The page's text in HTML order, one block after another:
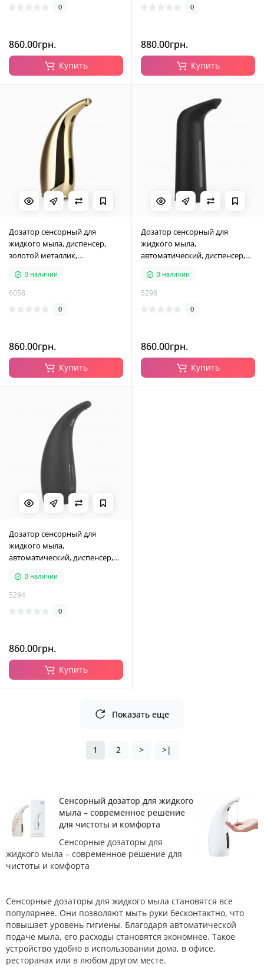
0
860.00грн.
Купить
0
880.00грн.
Купить
Дозатор сенсорный для
жидкого мыла, диспенсер,
золотой металлик,
В наличии
6058
0
860.00грн.
Купить
Дозатор сенсорный для
жидкого мыла,
автоматический, диспенсер,
В наличии
5298
0
860.00грн.
Купить
Дозатор сенсорный для
жидкого мыла,
автоматический, диспенсер,
В наличии
5294
0
860.00грн.
Купить
Показать еще
1 2 > >|
Сенсорный дозатор для жидкого
мыла – современное решение
для чистоты и комфорта
Сенсорные дозаторы для
жидкого мыла – современное решение для
чистоты и комфорта
Сенсорные дозаторы для жидкого мыла становятся все
популярнее. Они позволяют мыть руки бесконтактно, что
повышает уровень гигиены. Благодаря автоматической
подаче мыла, его расходы становятся экономнее. Такое
устройство удобно в использовании дома, в офисе,
ресторанах или в любом другом месте.